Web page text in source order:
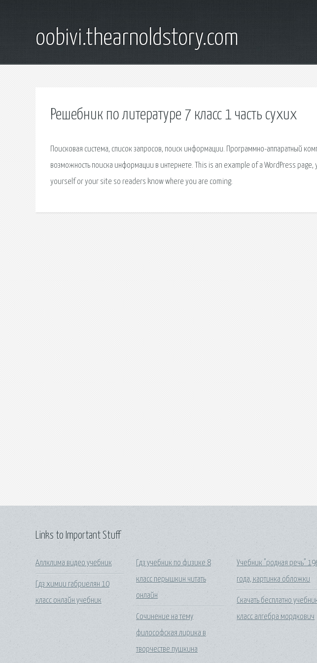
oobivi.thearnoldstory.com
Решебник по литературе 7 класс 1 часть сухих
Поисковая сиcтема, список запросов, поиск информации. Программно-аппаратный
возможность поиска информации в интернете. This is an example of a WordPress
yourself or your site so readers know where you are coming.
Links to Important Stuff
Аллклима видео учебник
Гдз химии габриелян 10
класс онлайн учебник
Гдз учебник по физике 8
класс перышкин читать
онлайн
Сочинение на тему
философская лирика в
творчестве пушкина
Учебник "родная речь"
года, картинка обложки
Скачать бесплатно
класс алгебра мордкович